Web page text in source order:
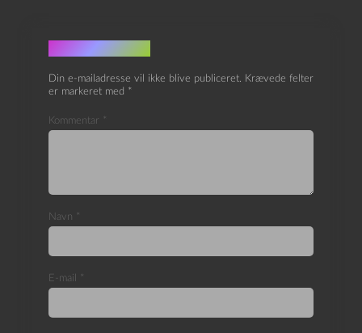
Skriv et svar
Din e-mailadresse vil ikke blive publiceret. Krævede felter
er markeret med *
Kommentar *
Navn *
E-mail *